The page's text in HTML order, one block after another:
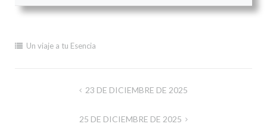
Un viaje a tu Esencia
Navegación23 DE DICIEMBRE DE 2025
25 DE DICIEMBRE DE 2025